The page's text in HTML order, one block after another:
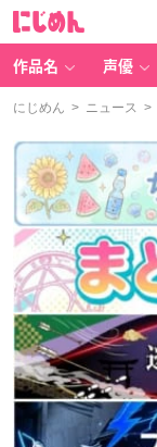
作品名 声優
にじめん > ニュース >